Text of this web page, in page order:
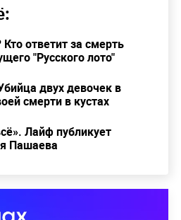
ответит за смерть
"Русского лото"
двух девочек в
смерти в кустах
Лайф публикует
Пашаева